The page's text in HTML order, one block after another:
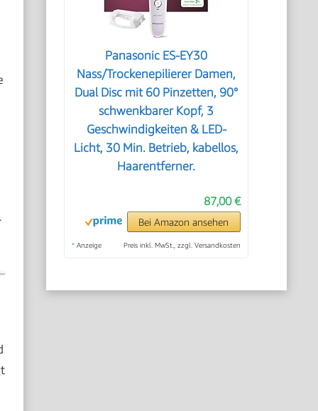
Panasonic ES-EY30
Nass/Trockenepilierer Damen,
Dual Disc mit 60 Pinzetten, 90°
schwenkbarer Kopf, 3
Geschwindigkeiten & LED-
Licht, 30 Min. Betrieb, kabellos,
Haarentferner.
87,00 €
Bei Amazon ansehen
* Anzeige Preis inkl. MwSt., zzgl. Versandkosten